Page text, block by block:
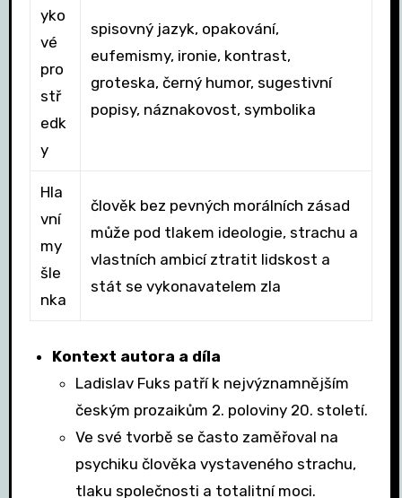
yko
vé
pro
stř
edk
y
spisovný jazyk, opakování,
eufemismy, ironie, kontrast,
groteska, černý humor, sugestivní
popisy, náznakovost, symbolika
Hla
vní
my
šle
nka
člověk bez pevných morálních zásad
může pod tlakem ideologie, strachu a
vlastních ambicí ztratit lidskost a
stát se vykonavatelem zla
Kontext autora a díla
Ladislav Fuks patří k nejvýznamnějším
českým prozaikům 2. poloviny 20. století.
Ve své tvorbě se často zaměřoval na
psychiku člověka vystaveného strachu,
tlaku společnosti a totalitní moci.